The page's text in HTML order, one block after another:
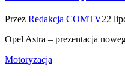
Przez Redakcja COMTV22
Opel Astra – prezentacja
Motoryzacja